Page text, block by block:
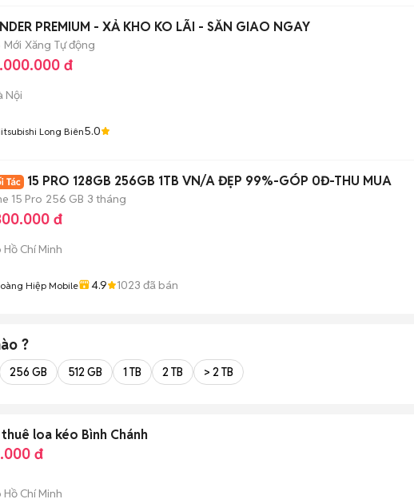
XPANDER PREMIUM - XẢ KHO KO LÃI - SẴN GIAO NGAY
Mới Xăng Tự động
đ
Nội
Long Biên5.0
15 PRO 128GB 256GB 1TB VN/A ĐẸP 99%-GÓP 0Đ-THU MUA
15 Pro 256 GB 3 tháng
đ
Hồ Chí Minh
Hiệp Mobile 4.9 1023 đã bán
?
256 GB 512 GB 1 TB 2 TB > 2 TB
loa kéo Bình Chánh
đ
Hồ Chí Minh